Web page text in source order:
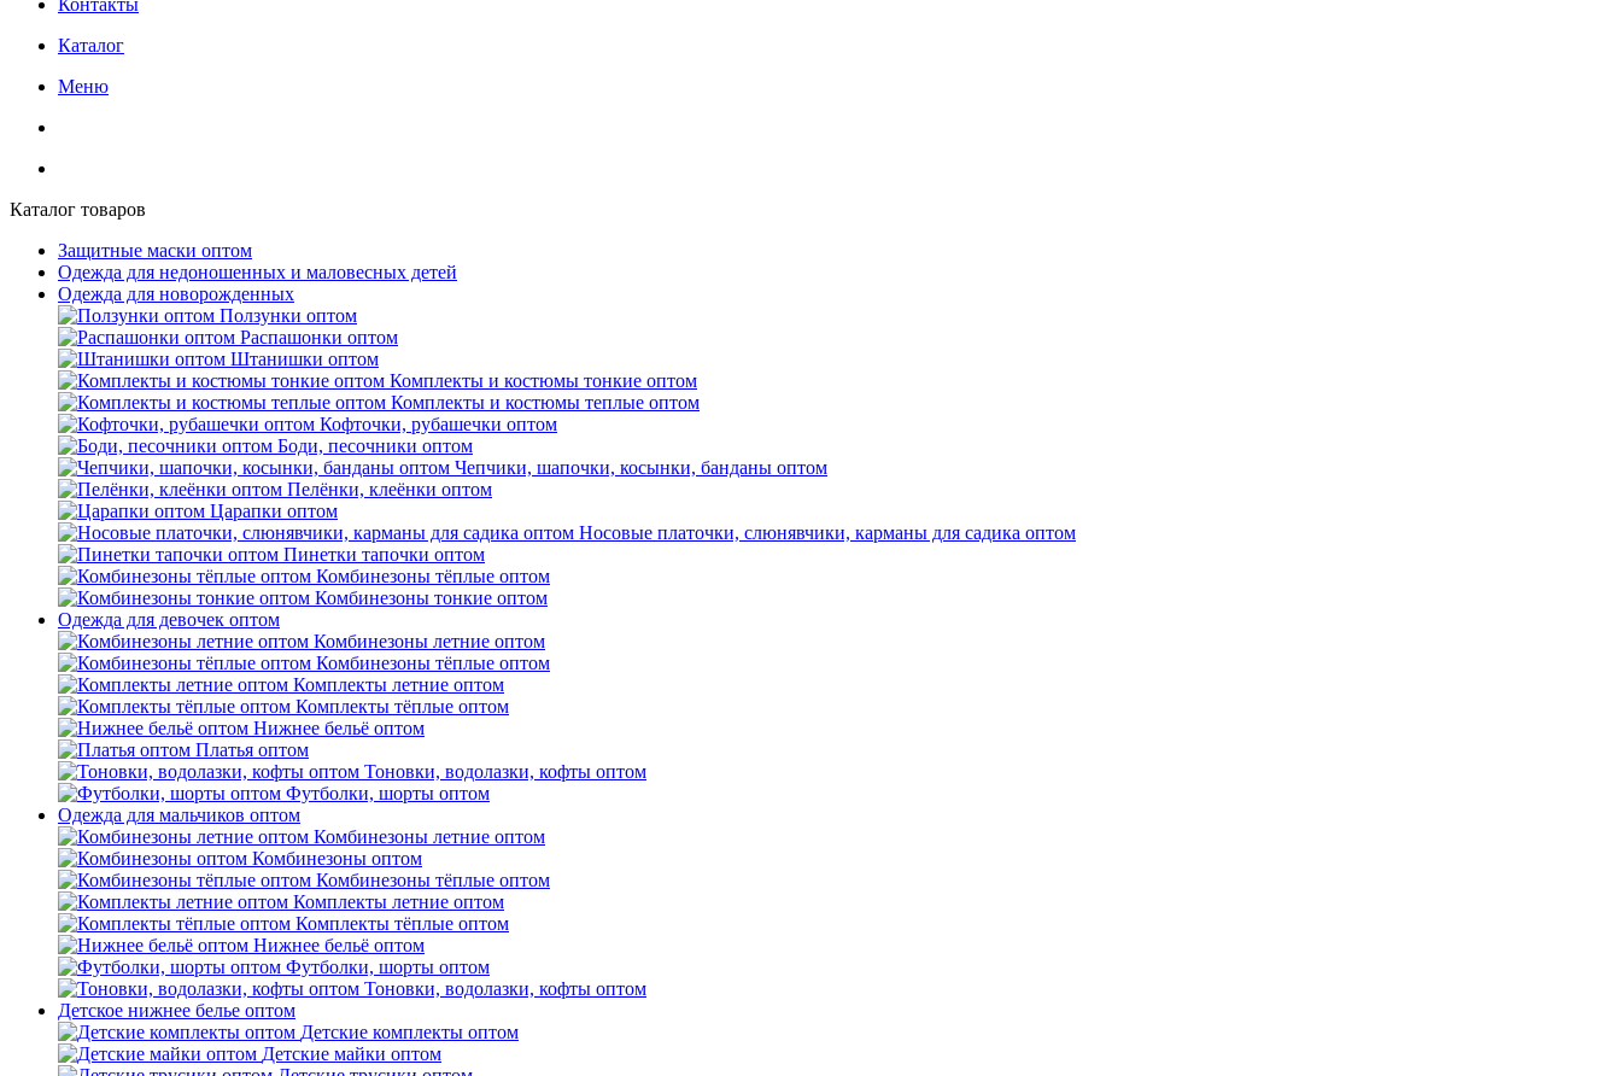
Контакты
Каталог
Меню
Каталог товаров
Защитные маски оптом
Одежда для недоношенных и маловесных детей
Одежда для новорожденных
Ползунки оптом
Распашонки оптом
Штанишки оптом
Комплекты и костюмы тонкие оптом
Комплекты и костюмы теплые оптом
Кофточки, рубашечки оптом
Боди, песочники оптом
Чепчики, шапочки, косынки, банданы оптом
Пелёнки, клеёнки оптом
Царапки оптом
Носовые платочки, слюнявчики, карманы для садика оптом
Пинетки тапочки оптом
Комбинезоны тёплые оптом
Комбинезоны тонкие оптом
Одежда для девочек оптом
Комбинезоны летние оптом
Комбинезоны тёплые оптом
Комплекты летние оптом
Комплекты тёплые оптом
Нижнее бельё оптом
Платья оптом
Тоновки, водолазки, кофты оптом
Футболки, шорты оптом
Одежда для мальчиков оптом
Комбинезоны летние оптом
Комбинезоны оптом
Комбинезоны тёплые оптом
Комплекты летние оптом
Комплекты тёплые оптом
Нижнее бельё оптом
Футболки, шорты оптом
Тоновки, водолазки, кофты оптом
Детское нижнее белье оптом
Детские комплекты оптом
Детские майки оптом